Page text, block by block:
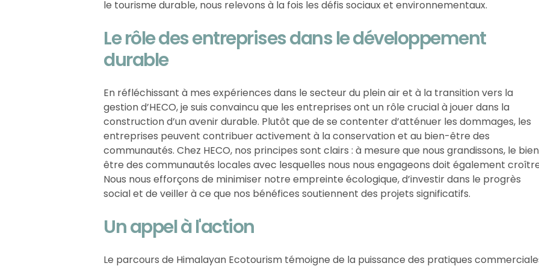
le tourisme durable, nous relevons à la fois les défis sociaux et environnementaux.
Le rôle des entreprises dans le développement
durable
En réfléchissant à mes expériences dans le secteur du plein air et à la transition vers la
gestion d’HECO, je suis convaincu que les entreprises ont un rôle crucial à jouer dans la
construction d’un avenir durable. Plutôt que de se contenter d’atténuer les dommages, les
entreprises peuvent contribuer activement à la conservation et au bien-être des
communautés. Chez HECO, nos principes sont clairs : à mesure que nous grandissons, le
être des communautés locales avec lesquelles nous nous engageons doit également
Nous nous efforçons de minimiser notre empreinte écologique, d’investir dans le progrès
social et de veiller à ce que nos bénéfices soutiennent des projets significatifs.
Un appel à l'action
Le parcours de Himalayan Ecotourism témoigne de la puissance des pratiques